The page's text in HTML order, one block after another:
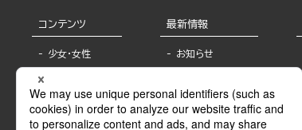
コンテンツ
少女・女性
BL
ライトノベル
最新情報
お知らせ
報
書店様へ